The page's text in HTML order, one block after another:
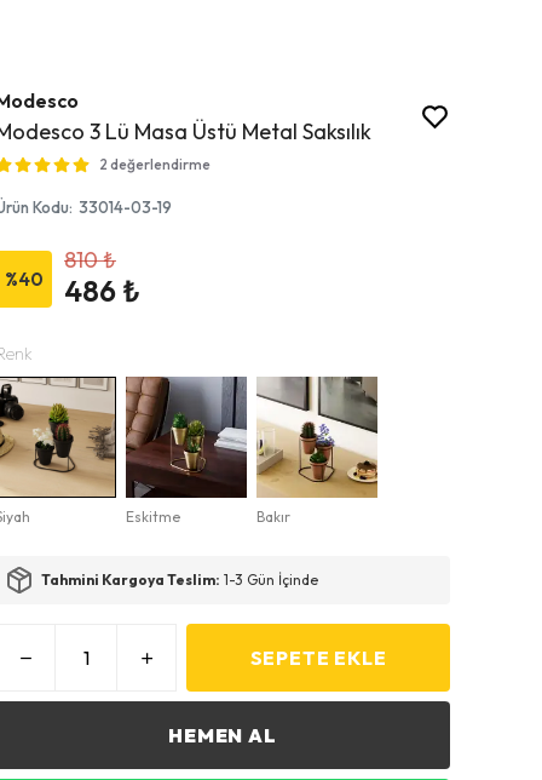
3 Lü Masa Üstü Metal Saksılık
2 değerlendirme
Kodu: 33014-03-19
%40
810 ₺
486 ₺
Eskitme Bakır
Tahmini Kargoya Teslim: 1-3 Gün İçinde
SEPETE EKLE
HEMEN AL